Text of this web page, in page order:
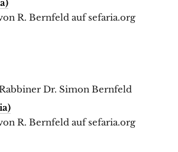
R. Bernfeld auf sefaria.org
Dr. Simon Bernfeld
R. Bernfeld auf sefaria.org